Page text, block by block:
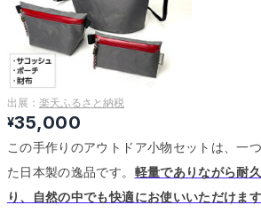
出展： 楽天ふるさと納税
¥35,000
この手作りのアウトドア小物セットは、一
た日本製の逸品です。 軽量でありながら耐
り、自然の中でも快適にお使いいただけま